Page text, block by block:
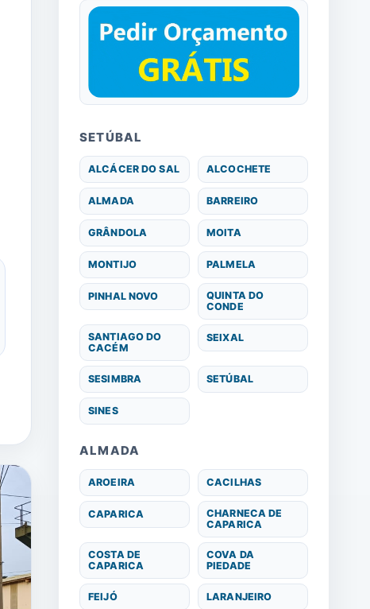
SETÚBAL
ALCÁCER DO SAL ALCOCHETE
ALMADA BARREIRO
GRÂNDOLA MOITA
MONTIJO PALMELA
PINHAL NOVO
QUINTA DO
CONDE
SANTIAGO DO
CACÉM
SEIXAL
SESIMBRA SETÚBAL
SINES
ALMADA
AROEIRA CACILHAS
CAPARICA
CHARNECA DE
CAPARICA
COSTA DE
CAPARICA
COVA DA
PIEDADE
FEIJÓ LARANJEIRO